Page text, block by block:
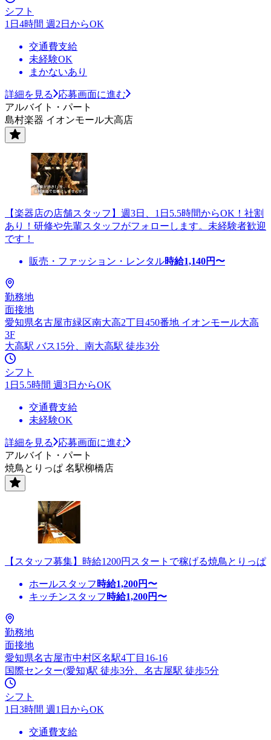
シフト
1日4時間 週2日からOK
交通費支給
未経験OK
まかないあり
詳細を見る
応募画面に進む
アルバイト・パート
島村楽器 イオンモール大高店
【楽器店の店舗スタッフ】週3日、1日5.5時間からOK！社割
あり！研修や先輩スタッフがフォローします。未経験者歓迎
です！
販売・ファッション・レンタル時給1,140円〜
勤務地
面接地
愛知県名古屋市緑区南大高2丁目450番地 イオンモール大高
3F
大高駅 バス15分、南大高駅 徒歩3分
シフト
1日5.5時間 週3日からOK
交通費支給
未経験OK
詳細を見る
応募画面に進む
アルバイト・パート
焼鳥とりっぱ 名駅柳橋店
【スタッフ募集】時給1200円スタートで稼げる焼鳥とりっぱ
ホールスタッフ 時給1,200円〜
キッチンスタッフ 時給1,200円〜
勤務地
面接地
愛知県名古屋市中村区名駅4丁目16-16
国際センター(愛知)駅 徒歩3分、名古屋駅 徒歩5分
シフト
1日3時間 週1日からOK
交通費支給